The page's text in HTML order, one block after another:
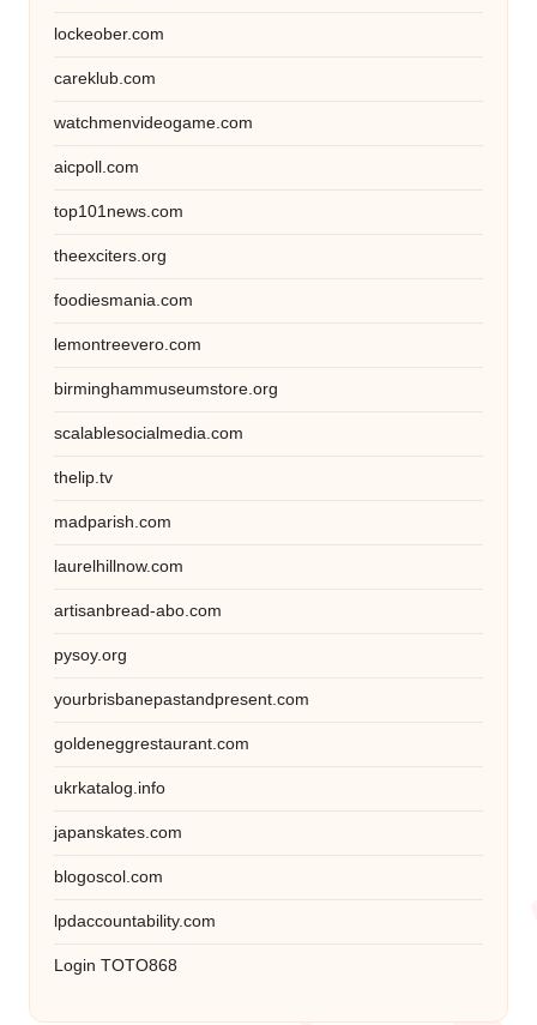
lockeober.com
careklub.com
watchmenvideogame.com
aicpoll.com
top101news.com
theexciters.org
foodiesmania.com
lemontreevero.com
birminghammuseumstore.org
scalablesocialmedia.com
thelip.tv
madparish.com
laurelhillnow.com
artisanbread-abo.com
pysoy.org
yourbrisbanepastandpresent.com
goldeneggrestaurant.com
ukrkatalog.info
japanskates.com
blogoscol.com
lpdaccountability.com
Login TOTO868